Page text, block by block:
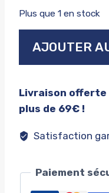
Plus que 1 en stock
Tony
AJOUTER
Livraison offerte
plus de 69€ !
Satisfaction
Paiement